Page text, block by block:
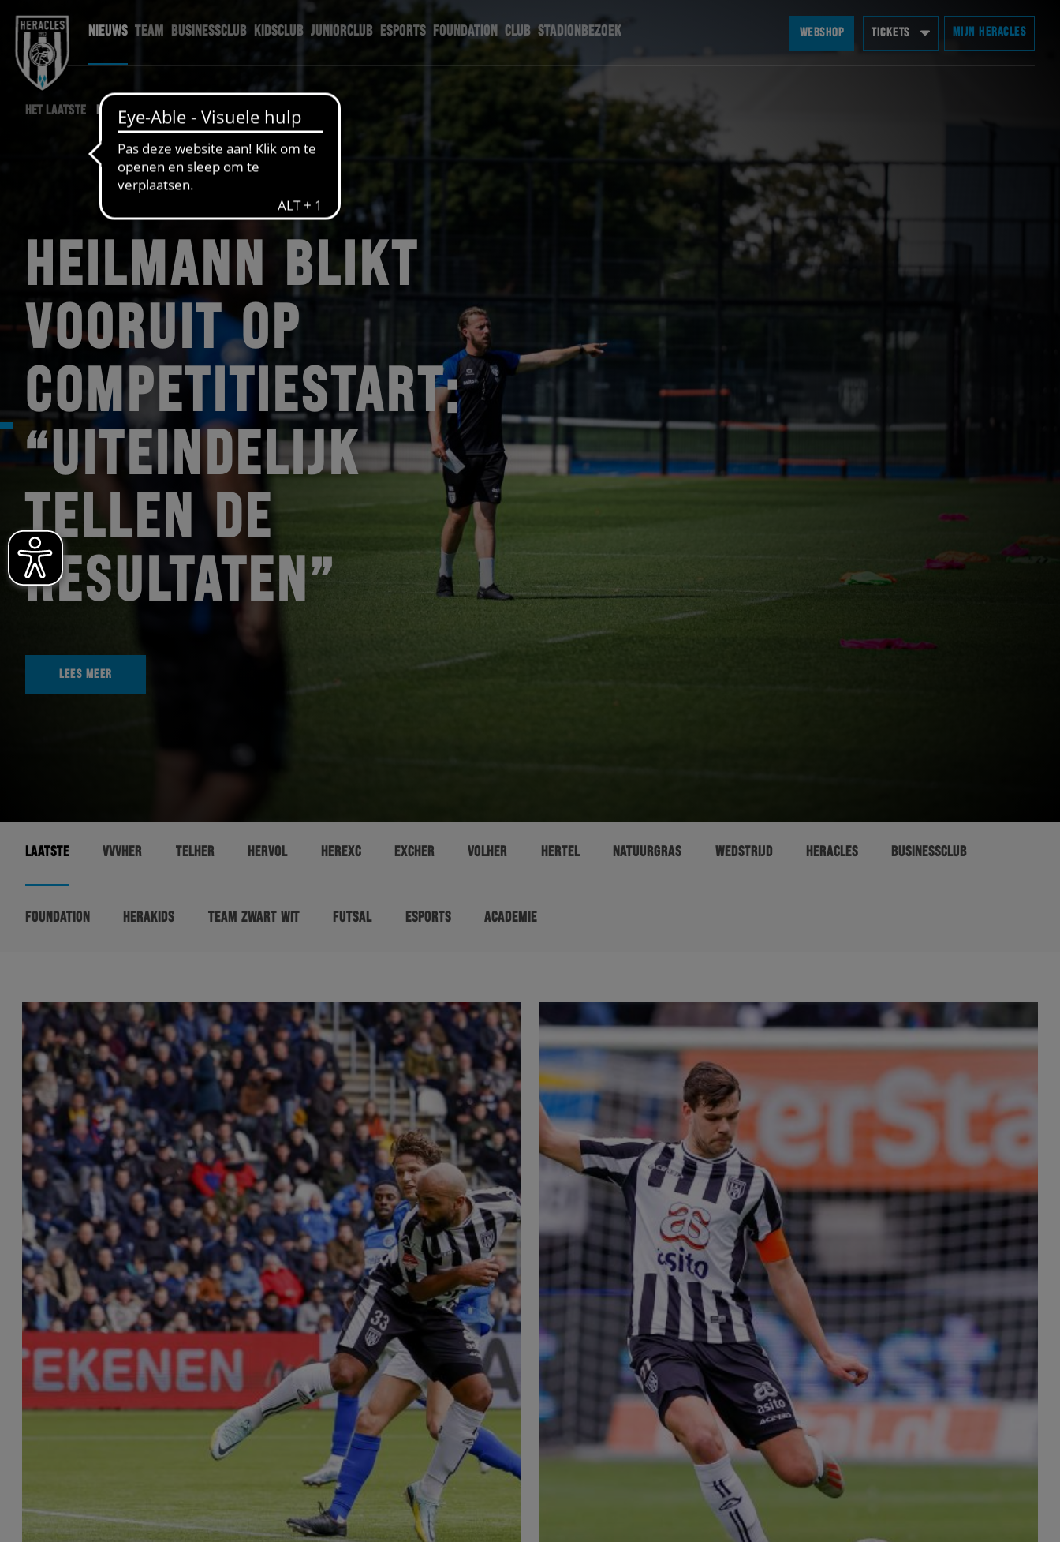
NIEUWS TEAM BUSINESSCLUB KIDSCLUB JUNIORCLUB ESPORTS FOUNDATION CLUB STADIONBEZOEK WEBSHOP TICKETS MIJN HERACLES
HET LAATSTE HERACLES NIEUWS
HEILMANN BLIKT
VOORUIT OP
COMPETITIESTART:
“UITEINDELIJK
TELLEN DE
RESULTATEN”
LEES MEER
LAATSTE VVVHER TELHER HERVOL HEREXC EXCHER VOLHER HERTEL NATUURGRAS WEDSTRIJD HERACLES BUSINESSCLUB
FOUNDATION HERAKIDS TEAM ZWART WIT FUTSAL ESPORTS ACADEMIE